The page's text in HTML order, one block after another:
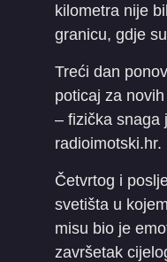
kilometra nije
granicu, gdje
Treći dan
poticaj za
– fizička snaga
radioimotski.hr.
Četvrtog i
svetišta u
misu bio je
završetak